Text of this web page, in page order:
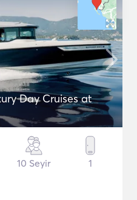
Day Cruises at
10 Seyir 1